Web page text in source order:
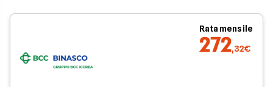
Rata mensile
272,32€